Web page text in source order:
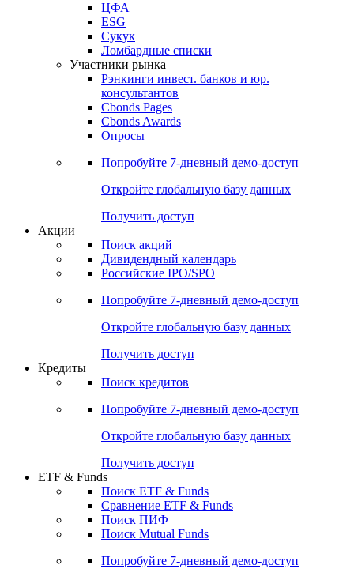
Ближайшие размещения (Россия)
Специальные разделы
Кривые доходности
Best bid/ask
ЦФА
ESG
Сукук
Ломбардные списки
Участники рынка
Рэнкинги инвест. банков и юр.
Cbonds Pages
Опросы
Попробуйте7-дневный
Откройте глобальную базу данных
Получить доступ
Поиск акций
Российские IPO/SPO
Попробуйте7-дневный
Откройте глобальную базу данных
Получить доступ
Поиск кредитов
Попробуйте7-дневный
Откройте глобальную базу данных
Получить доступ
ETF & Funds
Сравнение ETF & Funds